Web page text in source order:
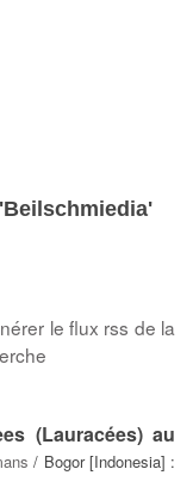
'Beilschmiedia'
le flux rss de la
(Lauracées) au
/ Bogor [Indonesia] :